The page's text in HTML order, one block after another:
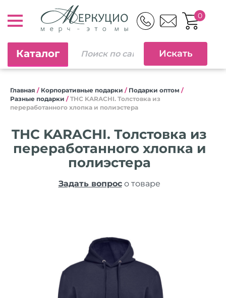
0
Каталог
Главная / Корпоративные подарки / Подарки оптом /
Разные подарки / THC KARACHI. Толстовка из
переработанного хлопка и полиэстера
THC KARACHI. Толстовка из
переработанного хлопка и
полиэстера
Задать вопросо товаре